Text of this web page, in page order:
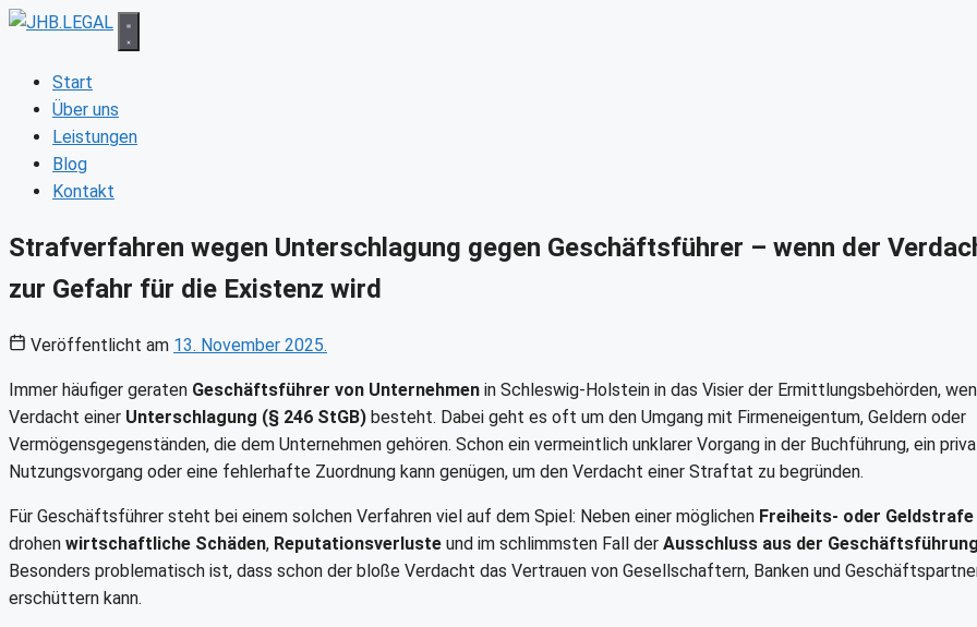
Zum
springenStart
Über uns
Leistungen
Blog
Kontakt
Strafverfahren wegen Unterschlagung gegen Geschäftsführer – wenn der
zur Gefahr für die Existenz wird
Veröffentlicht am 13. November 2025.
Immer häufiger geraten Geschäftsführer von Unternehmen in Schleswig-Holstein in das Visier der Ermittlungsbehörden,
Verdacht einer Unterschlagung (§ 246 StGB) besteht. Dabei geht es oft um den Umgang mit Firmeneigentum, Geldern oder
Vermögensgegenständen, die dem Unternehmen gehören. Schon ein vermeintlich unklarer Vorgang in der Buchführung, ein
Nutzungsvorgang oder eine fehlerhafte Zuordnung kann genügen, um den Verdacht einer Straftat zu begründen.
Für Geschäftsführer steht bei einem solchen Verfahren viel auf dem Spiel: Neben einer möglichen Freiheits- oder Geldstrafe
drohen wirtschaftliche Schäden, Reputationsverluste und im schlimmsten Fall der Ausschluss aus der
Besonders problematisch ist, dass schon der bloße Verdacht das Vertrauen von Gesellschaftern, Banken und
erschüttern kann.